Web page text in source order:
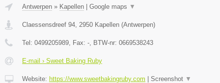
Antwerpen » Kapellen Google maps ▼
Claessensdreef 94 2950 Kapellen (Antwerpen)
Tel: 0499205989 , Fax: - , BTW-nr: 0669538243
E-mail › Sweet Baking Ruby
Website: https://www.sweetbakingruby.com Screenshot ▼